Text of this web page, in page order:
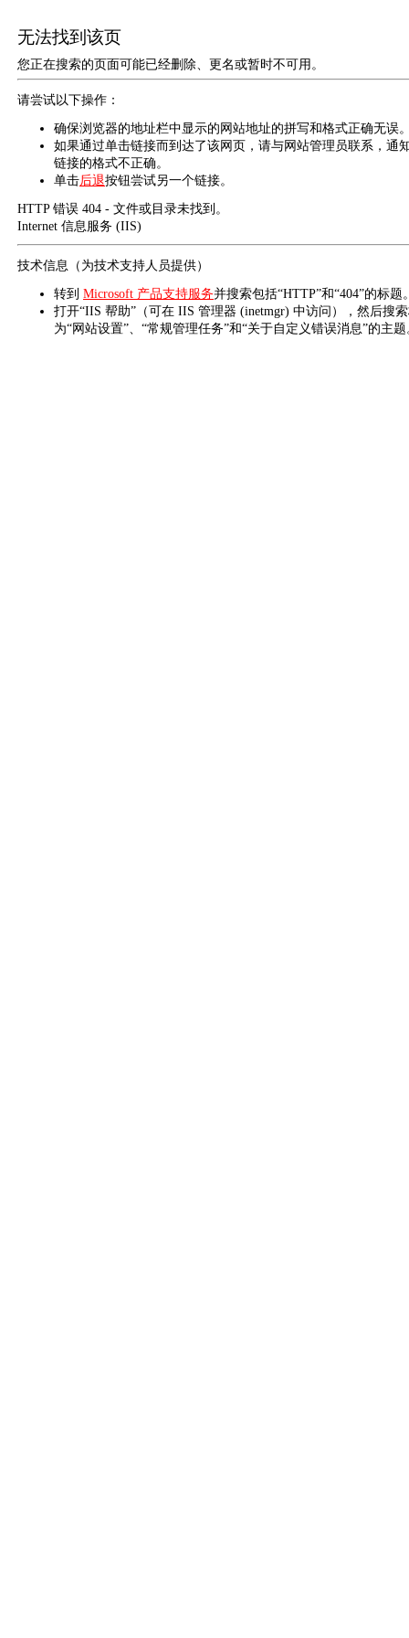
无法找到该页
您正在搜索的页面可能已经删除、更名或暂时不可用。
请尝试以下操作：
确保浏览器的地址栏中显示的网站地址的拼写和格式正确无误
如果通过单击链接而到达了该网页，请与网站管理员联系，通
链接的格式不正确。
单击后退按钮尝试另一个链接。
HTTP 错误 404 - 文件或目录未找到。
Internet 信息服务 (IIS)
技术信息（为技术支持人员提供）
转到 Microsoft 产品支持服务并搜索包括“HTTP”和“404”的标题
打开“IIS 帮助”（可在 IIS 管理器 (inetmgr) 中访问），然后搜
为“网站设置”、“常规管理任务”和“关于自定义错误消息”的主题